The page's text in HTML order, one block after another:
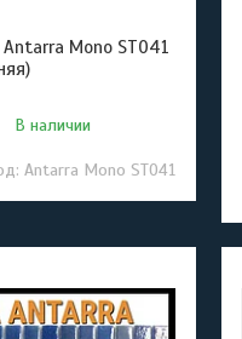
Mono ST041
В наличии
Antarra Mono ST041